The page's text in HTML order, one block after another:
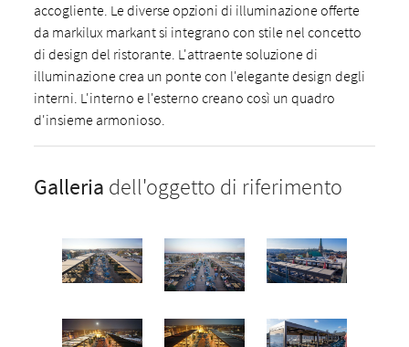
accogliente. Le diverse opzioni di illuminazione offerte
da markilux markant si integrano con stile nel concetto
di design del ristorante. L'attraente soluzione di
illuminazione crea un ponte con l'elegante design degli
interni. L'interno e l'esterno creano così un quadro
d'insieme armonioso.
Galleria dell'oggetto di riferimento